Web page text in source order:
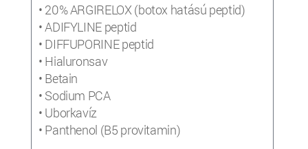
• 20% ARGIRELOX (botox hatású peptid)
• ADIFYLINE peptid
• DIFFUPORINE peptid
• Hialuronsav
• Betain
• Sodium PCA
• Uborkavíz
• Panthenol (B5 provitamin)